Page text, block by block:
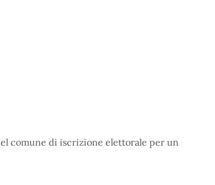
comune di iscrizione elettorale per un